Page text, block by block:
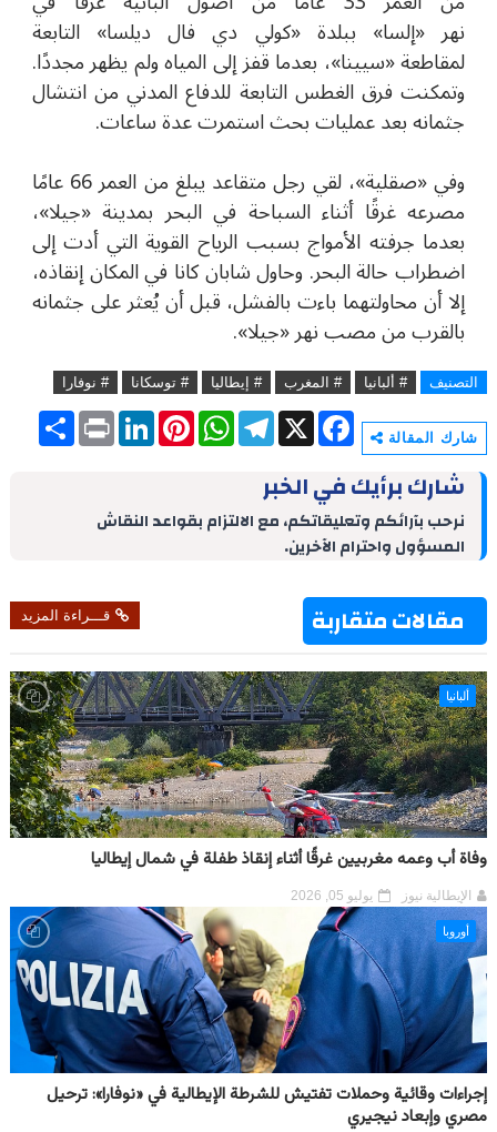
نهر«إلسا» ببلدة«كولي دي فال ديلسا» التابعة
لمقاطعة«سيينا»، بعدما قفز إلى المياه ولم يظهر مجددًا.
وتمكنت فرق الغطس التابعة للدفاع المدني من انتشال
جثمانه بعد عمليات بحث استمرت عدة ساعات.
وفي«صقلية» ، لقي رجل متقاعد يبلغ من العمر 66 عامًا
مصرعه غرقًا أثناء السباحة في البحر بمدينة«جيلا»،
بعدما جرفته الأمواج بسبب الرياح القوية التي أدت إلى
اضطراب حالة البحر. وحاول شابان كانا في المكان إنقاذه،
إلا أن محاولتهما باءت بالفشل، قبل أن يُعثر على جثمانه
بالقرب من مصب نهر«جيلا»
.
التصنيف # ألبانيا # المغرب # إيطاليا # توسكانا # نوفارا
شارك المقالة
S
h
P
r
L
I
P
e
W
h
p
T
e
g
a
X
F
a
b
o
k
شارك برأيك في الخبر
نرحب بآرائكم وتعليقاتكم، مع الالتزام بقواعد النقاش
المسؤول واحترام الآخرين.
مقالات متقاربة قـــراءة المزيد
ألبانيا
وفاة أب وعمه مغربيين غرقًا أثناء إنقاذ طفلة في شمال إيطاليا
الإيطالية نيوز يوليو 05, 2026
أوروبا
إجراءات وقائية وحملات تفتيش للشرطة الإيطالية في «نوفارا»: ترحيل
مصري وإبعاد نيجيري